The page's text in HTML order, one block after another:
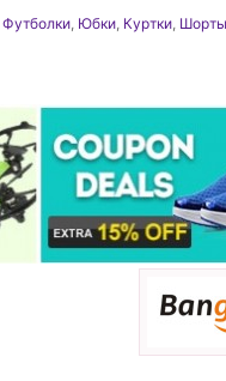
Футболки, Юбки, Куртки, Шорты